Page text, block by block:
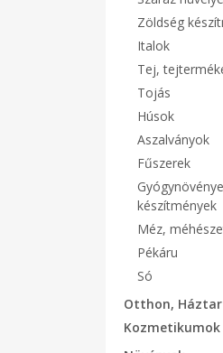
Zöldség
Italok
Tej,
Tojás
Húsok
Aszalványok
Fűszerek
készítmények
Méz,
Pékáru
Só
Otthon,
Kozmetikumok